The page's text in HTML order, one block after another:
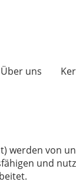
Über uns
werden von
und